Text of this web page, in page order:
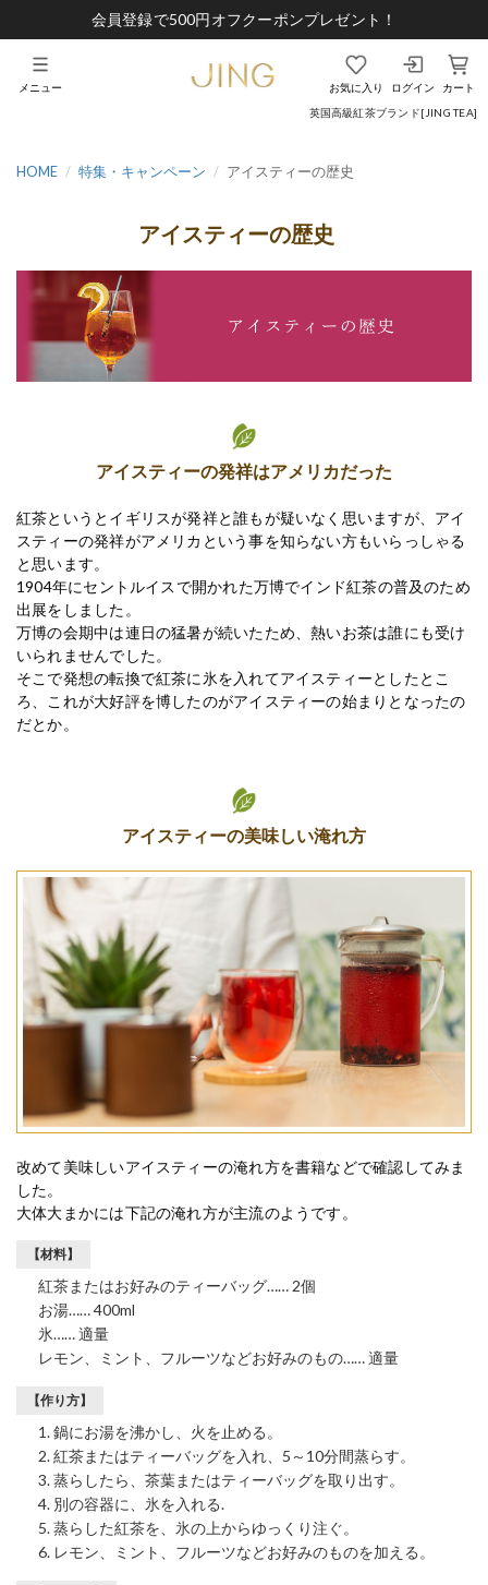
会員登録で500円オフクーポンプレゼント！
英国高級紅茶ブランド[JING TEA]
お気に入り ログイン カート
メニュー
HOME 特集・キャンペーン アイスティーの歴史
アイスティーの歴史
アイスティーの発祥はアメリカだった
紅茶というとイギリスが発祥と誰もが疑いなく思いますが、アイ
スティーの発祥がアメリカという事を知らない方もいらっしゃる
と思います。
1904年にセントルイスで開かれた万博でインド紅茶の普及のため
出展をしました。
万博の会期中は連日の猛暑が続いたため、熱いお茶は誰にも受け
いられませんでした。
そこで発想の転換で紅茶に氷を入れてアイスティーとしたとこ
ろ、これが大好評を博したのがアイスティーの始まりとなったの
だとか。
アイスティーの美味しい淹れ方
改めて美味しいアイスティーの淹れ方を書籍などで確認してみま
した。
大体大まかには下記の淹れ方が主流のようです。
【材料】
紅茶またはお好みのティーバッグ…… 2個
お湯…… 400ml
氷…… 適量
レモン、ミント、フルーツなどお好みのもの…… 適量
【作り方】
鍋にお湯を沸かし、火を止める。
紅茶またはティーバッグを入れ、5～10分間蒸らす。
蒸らしたら、茶葉またはティーバッグを取り出す。
別の容器に、氷を入れる.
蒸らした紅茶を、氷の上からゆっくり注ぐ。
レモン、ミント、フルーツなどお好みのものを加える。